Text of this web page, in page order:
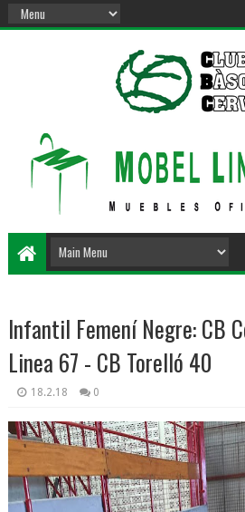
Infantil Femení Negre: CB
Linea 67 - CB Torelló 40
18.2.18 0